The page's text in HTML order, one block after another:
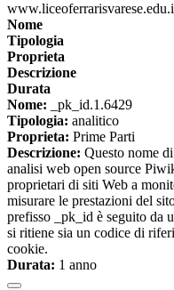
Nome
Tipologia
Proprieta
Descrizione
Durata
Nome: _pk_id.1.6429
Tipologia: analitico
Proprieta: Prime Parti
Descrizione: Questo nome
analisi web open source
proprietari di siti Web a
misurare le prestazioni del
prefisso _pk_id è seguito da
si ritiene sia un codice di
cookie.
Durata: 1 anno